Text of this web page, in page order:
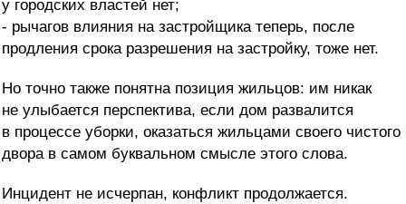
у городских властей нет;
- рычагов влияния на застройщика теперь, после
продления срока разрешения на застройку, тоже нет.
Но точно также понятна позиция жильцов: им никак
не улыбается перспектива, если дом развалится
в процессе уборки, оказаться жильцами своего чистого
двора в самом буквальном смысле этого слова.
Инцидент не исчерпан, конфликт продолжается.